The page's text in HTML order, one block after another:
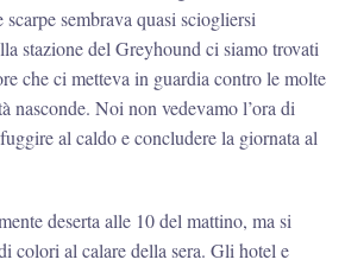
sembrava quasi sciogliersi
stazione del Greyhound ci siamo trovati
che ci metteva in guardia contro le molte
nasconde. Noi non vedevamo l’ora di
al caldo e concludere la giornata al
deserta alle 10 del mattino, ma si
colori al calare della sera. Gli hotel e